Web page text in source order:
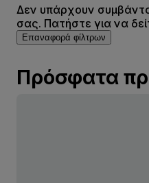
Δεν υπάρχουν
σας. Πατήστε για να
Επαναφορά φίλτρων
Πρόσφατα